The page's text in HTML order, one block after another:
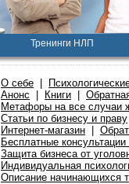
Тренинги НЛП
О себе
Анонс
Книги
Метафоры на все случаи
Статьи по бизнесу и праву
Интернет-магазин
Бесплатные
Защита бизнеса от
Индивидуальная
Описание начинающихся